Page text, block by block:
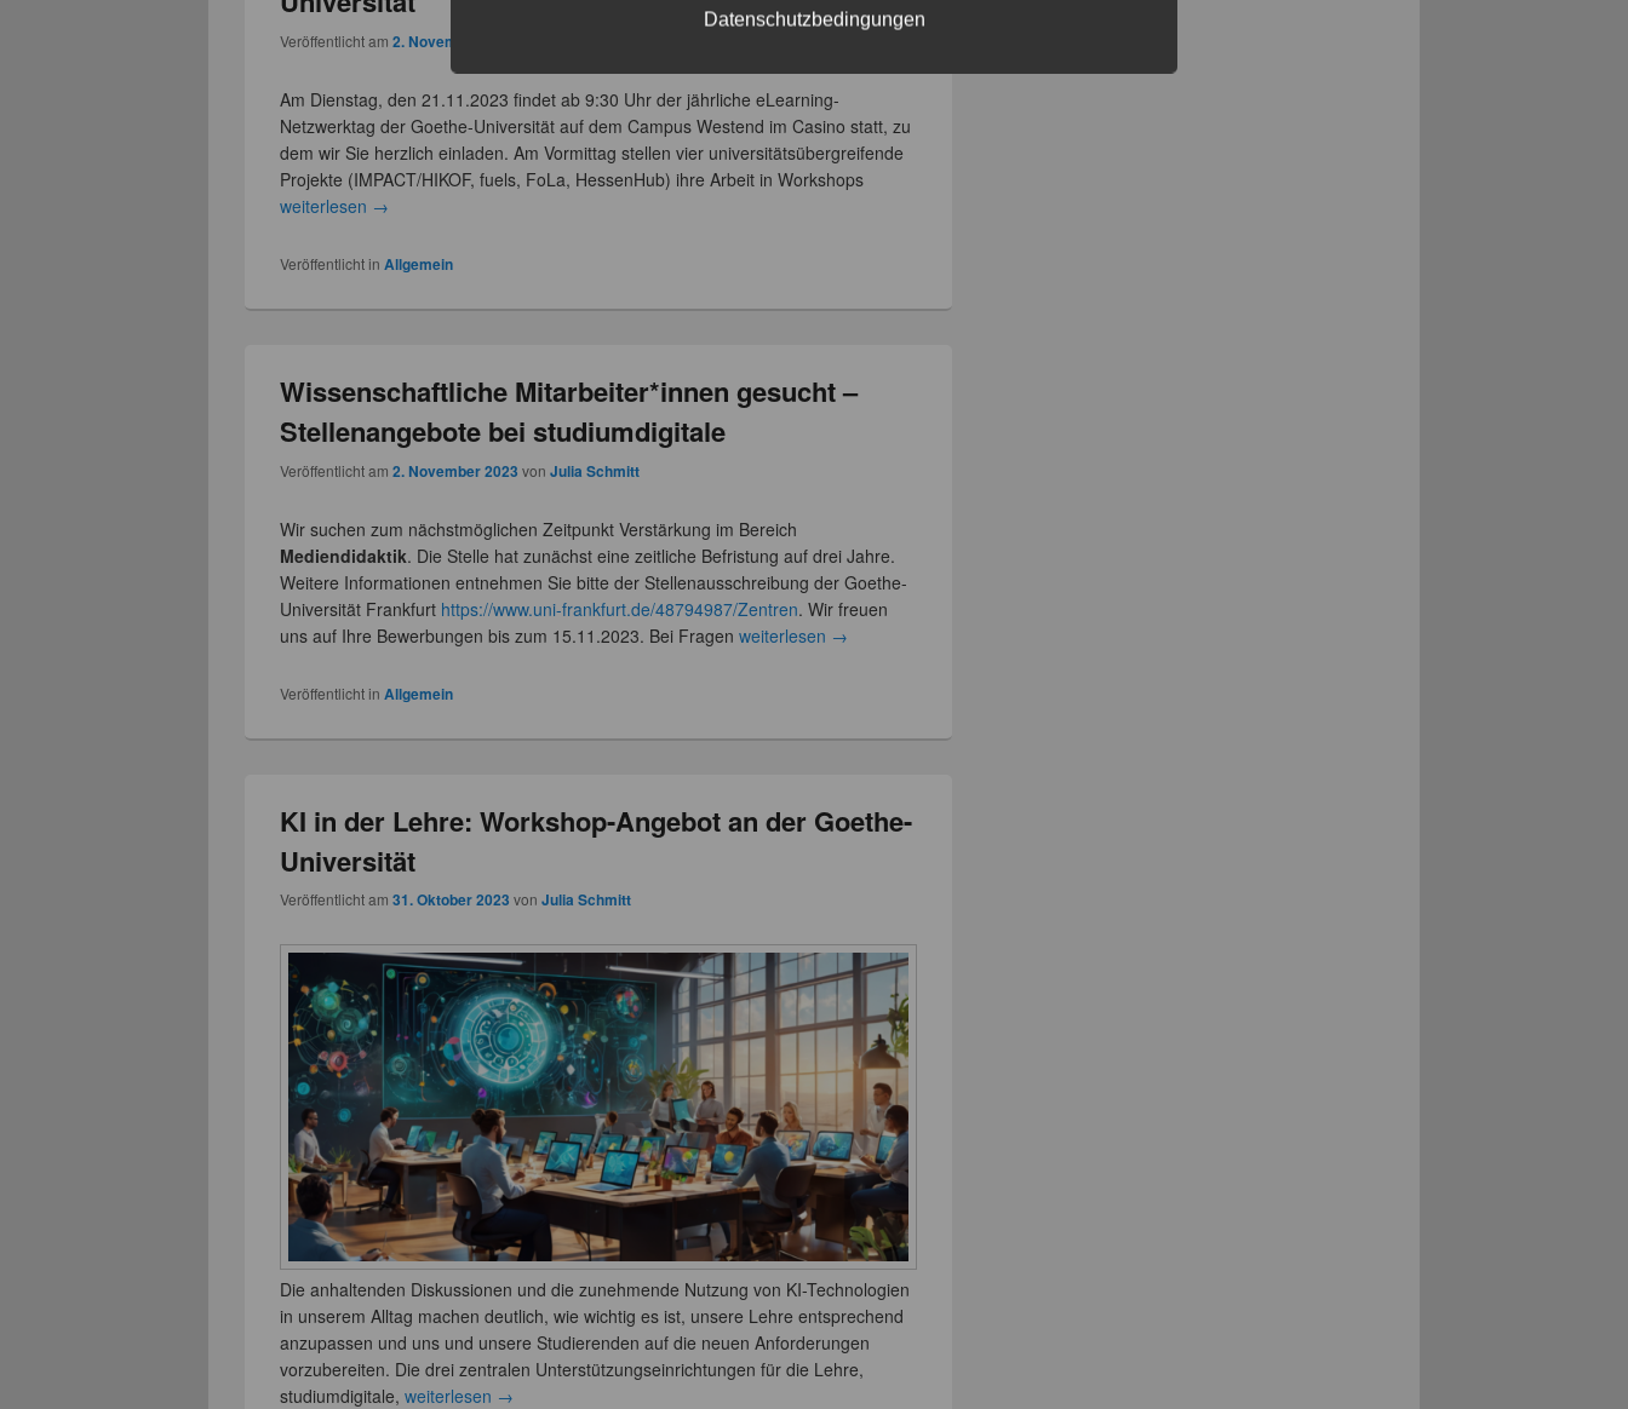
Veröffentlicht am2. November 2023
Am Dienstag, den 21.11.2023 findet ab 9:30 Uhr der jährliche eLearning-
Netzwerktag der Goethe-Universität auf dem Campus Westend im Casino statt, zu
dem wir Sie herzlich einladen. Am Vormittag stellen vier universitätsübergreifende
Projekte (IMPACT/HIKOF, fuels, FoLa, HessenHub) ihre Arbeit in Workshops
weiterlesen →
Veröffentlicht in Allgemein
Wissenschaftliche Mitarbeiter*innen gesucht –
Stellenangebote bei studiumdigitale
Veröffentlicht am2. November 2023 vonJulia Schmitt
Wir suchen zum nächstmöglichen Zeitpunkt Verstärkung im Bereich
Mediendidaktik. Die Stelle hat zunächst eine zeitliche Befristung auf drei Jahre.
Weitere Informationen entnehmen Sie bitte der Stellenausschreibung der Goethe-
Universität Frankfurt https://www.uni-frankfurt.de/48794987/Zentren. Wir freuen
uns auf Ihre Bewerbungen bis zum 15.11.2023. Bei Fragenweiterlesen →
Veröffentlicht in Allgemein
KI in der Lehre: Workshop-Angebot an der Goethe-
Universität
Veröffentlicht am31. Oktober 2023 vonJulia Schmitt
Die anhaltenden Diskussionen und die zunehmende Nutzung von KI-Technologien
in unserem Alltag machen deutlich, wie wichtig es ist, unsere Lehre entsprechend
anzupassen und uns und unsere Studierenden auf die neuen Anforderungen
vorzubereiten. Die drei zentralen Unterstützungseinrichtungen für die Lehre,
studiumdigitale,weiterlesen →
Datenschutzbedingungen